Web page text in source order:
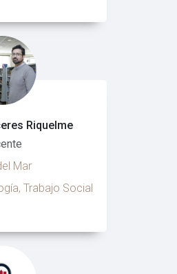
Riquelme
Mar
Trabajo Social